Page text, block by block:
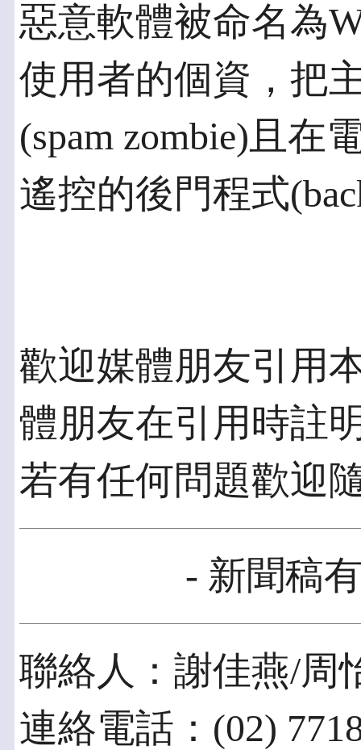
惡意軟體被命名為
使用者的個資，把
(spam zombie)且在
遙控的後門程式
歡迎媒體朋友引用
體朋友在引用時註
若有任何問題歡迎
- 新聞稿
聯絡人：謝佳燕/周
連絡電話：(02)